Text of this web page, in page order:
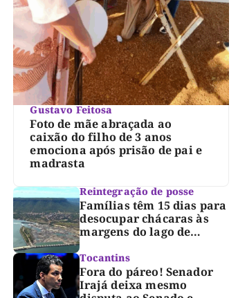
Gustavo Feitosa
Foto de mãe abraçada ao
caixão do filho de 3 anos
emociona após prisão de pai e
madrasta
Reintegração de posse
Famílias têm 15 dias para
desocupar chácaras às
margens do lago de
Justiça
Tocantins
Fora do páreo! Senador
Irajá deixa mesmo